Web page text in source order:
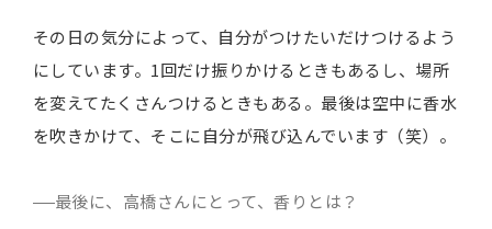
その日の気分によって、自分がつけたいだけつけるよう
にしています。1回だけ振りかけるときもあるし、場所
を変えてたくさんつけるときもある。最後は空中に香水
を吹きかけて、そこに自分が飛び込んでいます（笑）。
最後に、高橋さんにとって、香りとは？